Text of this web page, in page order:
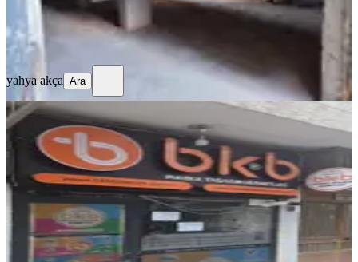
yahya akça
Ara
yahya akça Ara
Kiralik Dükkan
Elazığ, Merkez
1 Oda·20 m²·02.08.2026
10.000 ₺
FATİH ATMLI